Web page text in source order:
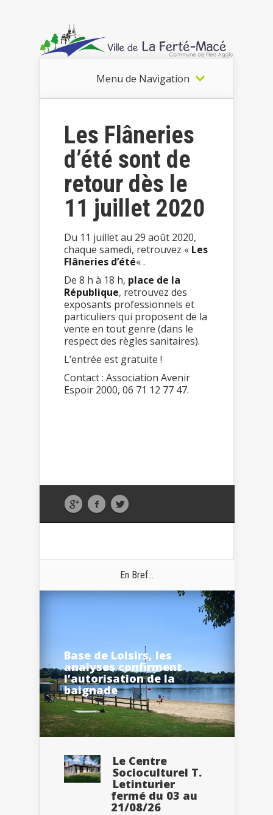
Menu de Navigation
Les Flâneries
d’été sont de
retour dès le
11 juillet 2020
Du 11 juillet au 29 août 2020,
chaque samedi, retrouvez « Les
Flâneries d’été« .
De 8 h à 18 h, place de la
République, retrouvez des
exposants professionnels et
particuliers qui proposent de la
vente en tout genre (dans le
respect des règles sanitaires).
L’entrée est gratuite !
Contact : Association Avenir
Espoir 2000, 06 71 12 77 47.
En Bref...
Base de Loisirs, les
analyses confirment
l’autorisation de la
baignade
Le Centre
Socioculturel T.
Letinturier
fermé du 03 au
21/08/26